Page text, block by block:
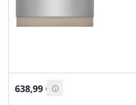
638,99 €